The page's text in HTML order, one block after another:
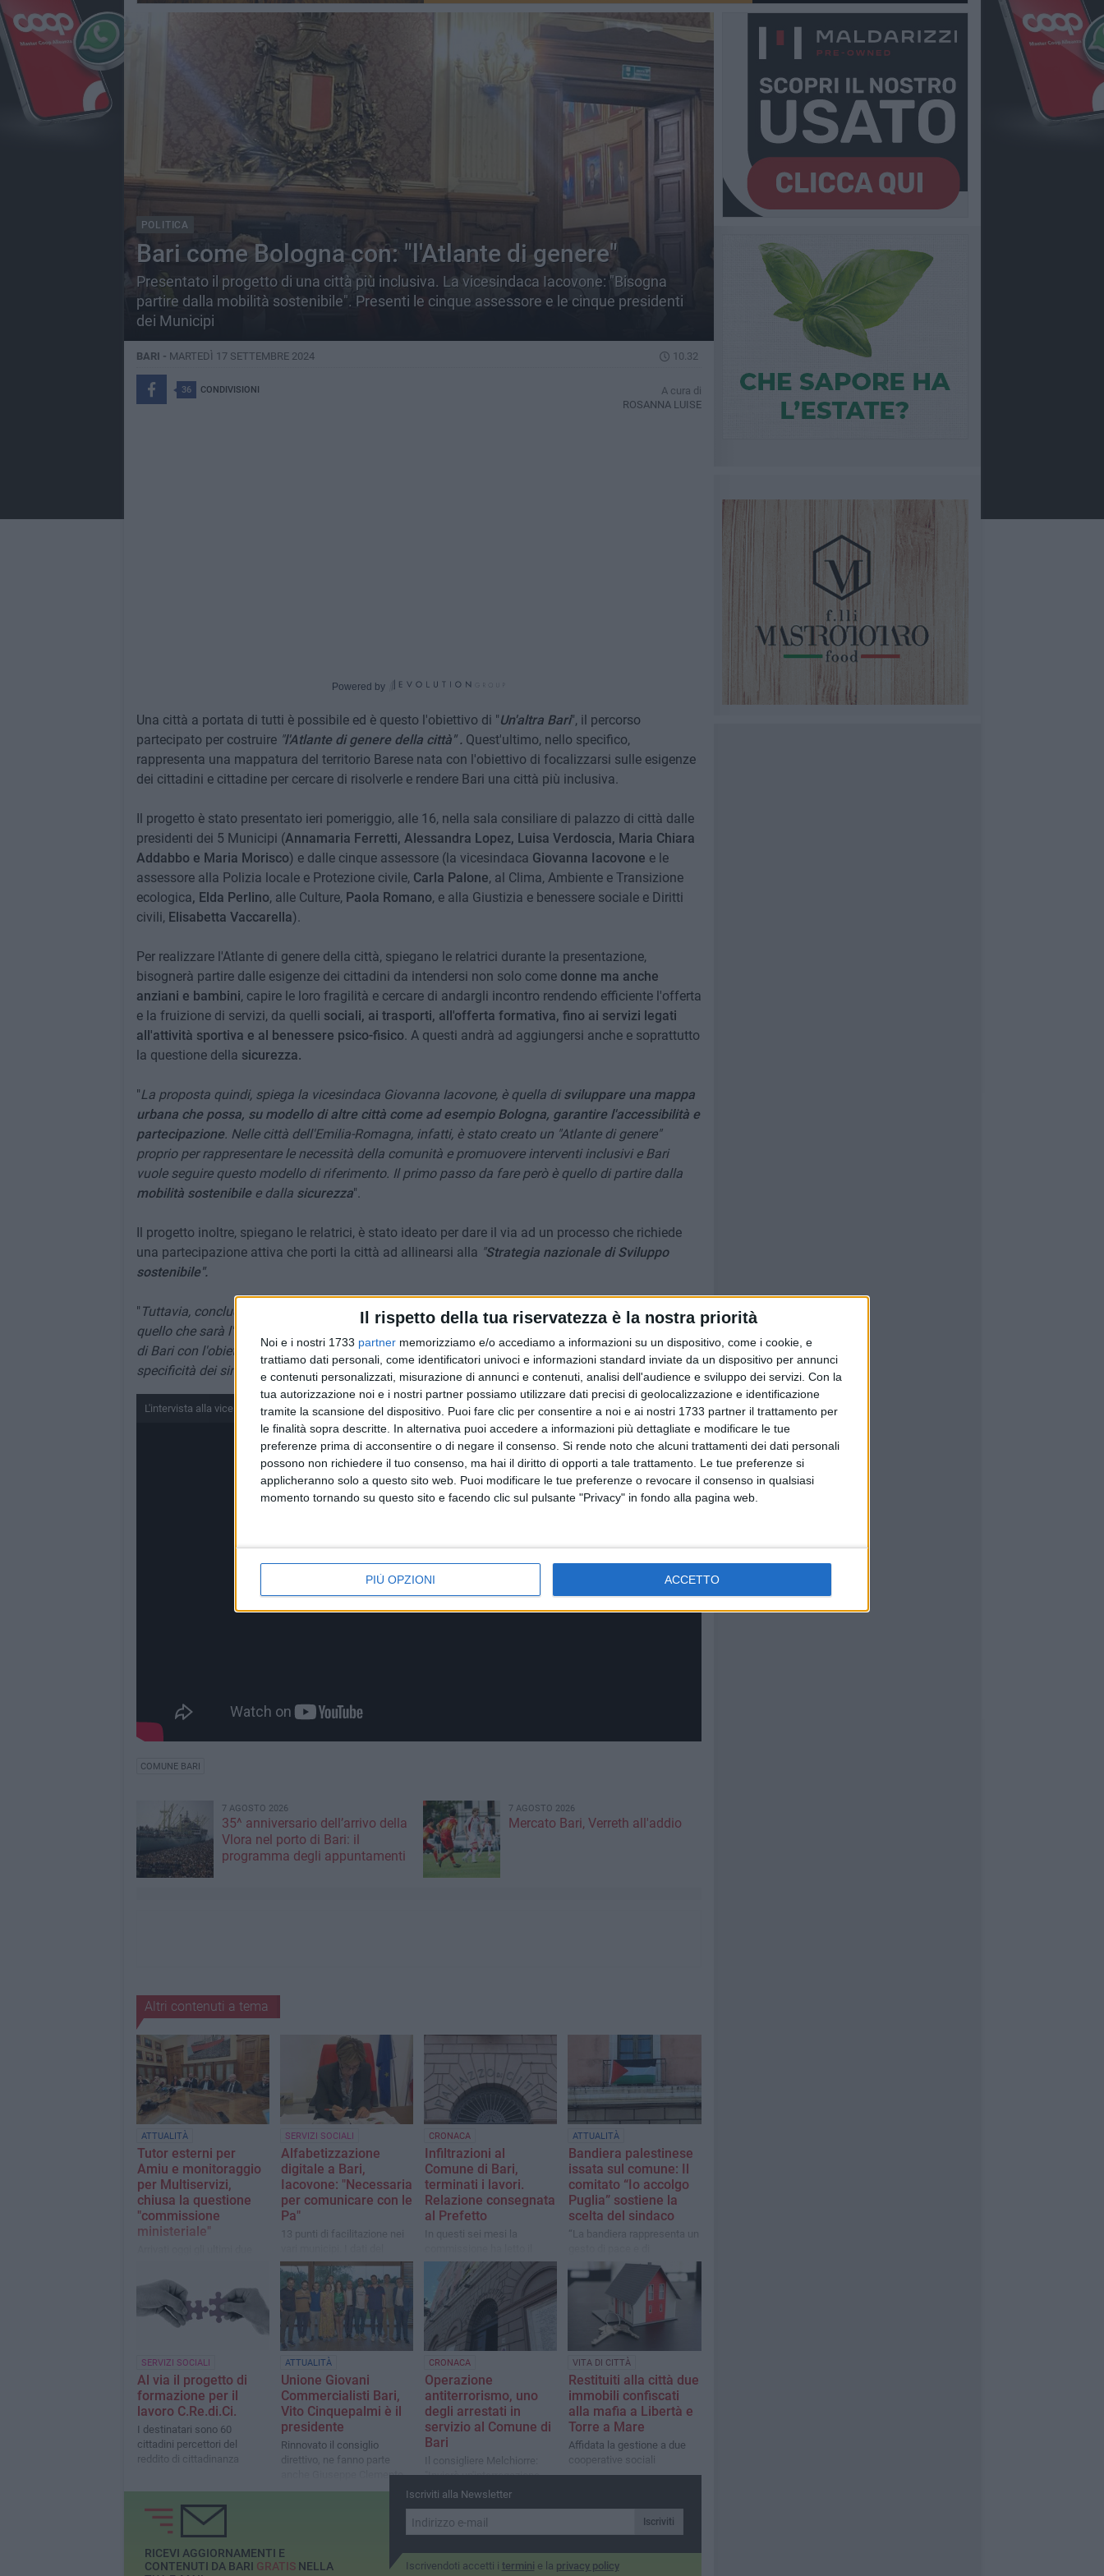
Il rispetto della tua riservatezza è la nostra priorità
Noi e i nostri 1733 partner memorizziamo e/o accediamo a informazioni su un dispositivo, come i cookie, e
trattiamo dati personali, come identificatori univoci e informazioni standard inviate da un dispositivo per annunci
e contenuti personalizzati, misurazione di annunci e contenuti, analisi dell'audience e sviluppo dei servizi. Con la
tua autorizzazione noi e i nostri partner possiamo utilizzare dati precisi di geolocalizzazione e identificazione
tramite la scansione del dispositivo. Puoi fare clic per consentire a noi e ai nostri 1733 partner il trattamento per
le finalità sopra descritte. In alternativa puoi accedere a informazioni più dettagliate e modificare le tue
preferenze prima di acconsentire o di negare il consenso. Si rende noto che alcuni trattamenti dei dati personali
possono non richiedere il tuo consenso, ma hai il diritto di opporti a tale trattamento. Le tue preferenze si
applicheranno solo a questo sito web. Puoi modificare le tue preferenze o revocare il consenso in qualsiasi
momento tornando su questo sito e facendo clic sul pulsante "Privacy" in fondo alla pagina web.
PIÙ OPZIONI ACCETTO
POLITICA
Bari come Bologna con: "l'Atlante di genere"
Presentato il progetto di una città più inclusiva. La vicesindaca Iacovone: "Bisogna
partire dalla mobilità sostenibile". Presenti le cinque assessore e le cinque presidenti
dei Municipi
BARI - MARTEDÌ 17 SETTEMBRE 2024 10.32
36 CONDIVISIONI
A cura di
ROSANNA LUISE
Powered by
Una città a portata di tutti è possibile ed è questo l'obiettivo di "Un'altra Bari", il percorso
partecipato per costruire"l'Atlante di genere della città" . Quest'ultimo, nello specifico,
rappresenta una mappatura del territorio Barese nata con l'obiettivo di focalizzarsi sulle esigenze
dei cittadini e cittadine per cercare di risolverle e rendere Bari una città più inclusiva.
Il progetto è stato presentato ieri pomeriggio, alle 16, nella sala consiliare di palazzo di città dalle
presidenti dei 5 Municipi (Annamaria Ferretti, Alessandra Lopez, Luisa Verdoscia, Maria Chiara
Addabbo e Maria Morisco) e dalle cinque assessore (la vicesindaca Giovanna Iacovone e le
assessore alla Polizia locale e Protezione civile, Carla Palone, al Clima, Ambiente e Transizione
ecologica, Elda Perlino, alle Culture, Paola Romano, e alla Giustizia e benessere sociale e Diritti
civili, Elisabetta Vaccarella).
Per realizzare l'Atlante di genere della città, spiegano le relatrici durante la presentazione,
bisognerà partire dalle esigenze dei cittadini da intendersi non solo comedonne ma anche
anziani e bambini, capire le loro fragilità e cercare di andargli incontro rendendo efficiente l'offerta
e la fruizione di servizi, da quelli sociali, ai trasporti, all'offerta formativa, fino ai servizi legati
all'attività sportiva e al benessere psico-fisico. A questi andrà ad aggiungersi anche e soprattutto
la questione della sicurezza.
"La proposta quindi, spiega la vicesindaca Giovanna Iacovone, è quella di sviluppare una mappa
urbana che possa, su modello di altre città come ad esempio Bologna, garantire l'accessibilità e
partecipazione. Nelle città dell'Emilia-Romagna, infatti, è stato creato un "Atlante di genere"
proprio per rappresentare le necessità della comunità e promuovere interventi inclusivi e Bari
vuole seguire questo modello di riferimento. Il primo passo da fare però è quello di partire dalla
mobilità sostenibilee dalla sicurezza".
Il progetto inoltre, spiegano le relatrici, è stato ideato per dare il via ad un processo che richiede
una partecipazione attiva che porti la città ad allinearsi alla "Strategia nazionale di Sviluppo
sostenibile".
" Tuttavia, concludono, l'incontro di ieri ha rappresentato solo una prima parte, introduttiva, di
quello che sarà l'avvio di un percorso di confronto che continuerà e si svilupperà nei vari quartieri
di Bari con l'obiettivo di costruire un decentramento che sappia andare incontro e valorizzare le
specificità dei singoli territori e che possa rendere la città più vivibile e a portata di tutti ".
SOCIAL VIDEO
3 MINUTI
L'intervista alla vicesindaca Iacovone sull'atlante di genere
COMUNE BARI
7 AGOSTO 2026
35^ anniversario dell’arrivo della
Vlora nel porto di Bari: il
programma degli appuntamenti
7 AGOSTO 2026
Mercato Bari, Verreth all'addio
Altri contenuti a tema
ATTUALITÀ
Tutor esterni per
Amiu e monitoraggio
per Multiservizi,
chiusa la questione
"commissione
ministeriale"
ministero lo scorso marzo in
seguito a "Codice Interno"
SERVIZI SOCIALI
Alfabetizzazione
digitale a Bari,
Iacovone: "Necessaria
per comunicare con le
Pa"
13 punti di facilitazione nei
progetto spiegati dalla
vicesindaca
CRONACA
Infiltrazioni al
Comune di Bari,
terminati i lavori.
Relazione consegnata
al Prefetto
In questi sei mesi la
voluminoso fascicolo
dell'inchiesta e ha ascoltato
prove
ATTUALITÀ
Bandiera palestinese
issata sul comune: Il
comitato “Io accolgo
Puglia” sostiene la
scelta del sindaco
“La bandiera rappresenta un
solidarietà”
SERVIZI SOCIALI
Al via il progetto di
formazione per il
lavoro C.Re.di.Ci.
I destinatari sono 60
cittadini percettori del
reddito di cittadinanza
ATTUALITÀ
Unione Giovani
Commercialisti Bari,
Vito Cinquepalmi è il
presidente
Rinnovato il consiglio
direttivo, ne fanno parte
anche Giuseppe Clemente
(vicepresidente), Francesco
CRONACA
Operazione
antiterrorismo, uno
degli arrestati in
servizio al Comune di
Bari
Il consigliere Melchiorre:
"Invierò un'interrogazione
urgente domani mattina"
VITA DI CITTÀ
Restituiti alla città due
immobili confiscati
alla mafia a Libertà e
Torre a Mare
Affidata la gestione a due
cooperative sociali
Iscriviti alla Newsletter
Iscriviti
Iscrivendoti accetti i termini e la privacy policy
RICEVI AGGIORNAMENTI E
CONTENUTI DA BARI GRATISNELLA